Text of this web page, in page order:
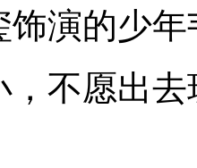
的少年
愿出去